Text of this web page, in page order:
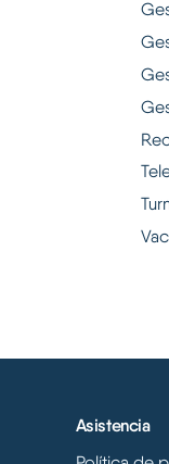
Asistencia